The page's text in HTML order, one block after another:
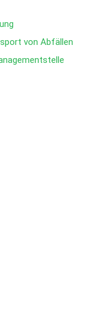
von Abfällen